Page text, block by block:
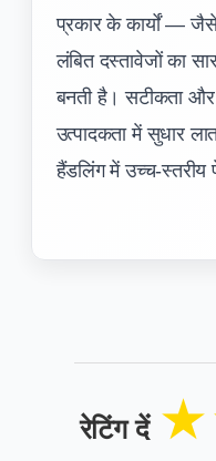
प्रकार के कार्यों — जैसे
लंबित दस्तावेजों का
बनती है। सटीकता
उत्पादकता में सुधार
हैंडलिंग में उच्च-स्तरीय
रेटिंग दें ★